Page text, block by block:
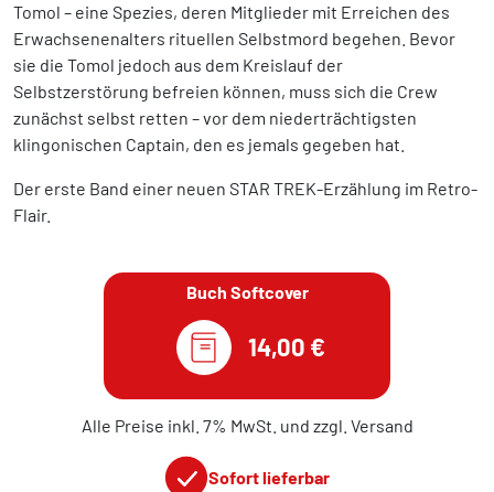
Tomol – eine Spezies, deren Mitglieder mit Erreichen des
Erwachsenenalters rituellen Selbstmord begehen. Bevor
sie die Tomol jedoch aus dem Kreislauf der
Selbstzerstörung befreien können, muss sich die Crew
zunächst selbst retten – vor dem niederträchtigsten
klingonischen Captain, den es jemals gegeben hat.
Der erste Band einer neuen STAR TREK-Erzählung im Retro-
Flair.
Buch Softcover
14,00 €
Alle Preise inkl. 7% MwSt. und zzgl. Versand
Sofort lieferbar